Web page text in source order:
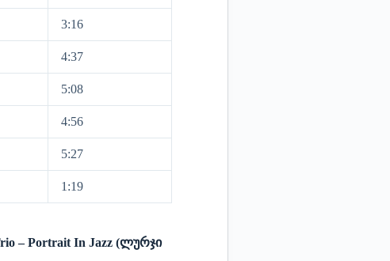
3:16
4:37
5:08
4:56
5:27
1:19
– Portrait In Jazz (ლურჯი